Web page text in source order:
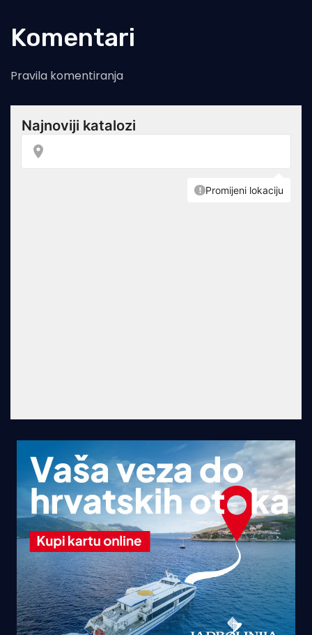
Komentari
Pravila komentiranja